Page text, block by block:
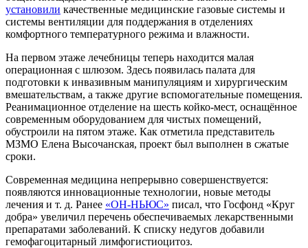
установили качественные медицинские газовые системы и
системы вентиляции для поддержания в отделениях
комфортного температурного режима и влажности.
На первом этаже лечебницы теперь находится малая
операционная с шлюзом. Здесь появилась палата для
подготовки к инвазивным манипуляциям и хирургическим
вмешательствам, а также другие вспомогательные помещения.
Реанимационное отделение на шесть койко-мест, оснащённое
современным оборудованием для чистых помещений,
обустроили на пятом этаже. Как отметила представитель
МЗМО Елена Высочанская, проект был выполнен в сжатые
сроки.
Современная медицина непрерывно совершенствуется:
появляются инновационные технологии, новые методы
лечения и т. д. Ранее «ОН-НЬЮС» писал, что Госфонд «Круг
добра» увеличил перечень обеспечиваемых лекарственными
препаратами заболеваний. К списку недугов добавили
гемофагоцитарный лимфогистиоцитоз.